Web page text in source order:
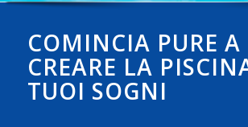
COMINCIA PURE A
CREARE LA
TUOI SOGNI